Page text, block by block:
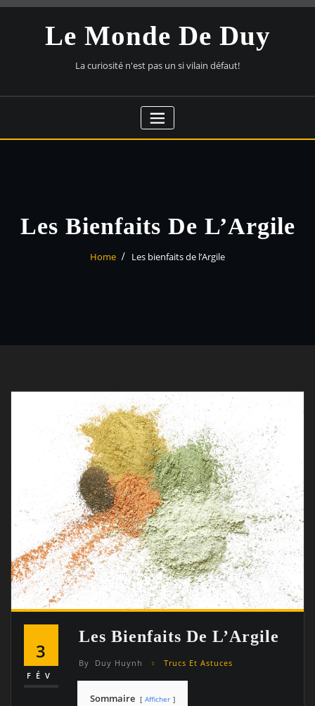
Skip
Le Monde De Duy
La curiosité n'est pas un si vilain défaut!
Les Bienfaits De L’Argile
Home Les bienfaits de l’Argile
3
FÉV
Les Bienfaits De L’Argile
By Duy Huynh Trucs Et Astuces
Sommaire Afficher